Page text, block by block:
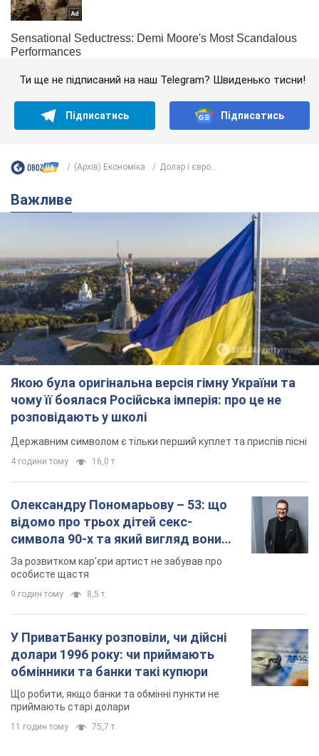
Ти ще не підписаний на наш Telegram? Швиденько тисни!
Підписатись Підписатись
(Архів) Економіка Долар і євро...
Важливе
Якою була оригінальна версія гімну України та
чому її боялася Російська імперія: про це не
розповідають у школі
Державним символом є тільки перший куплет та приспів пісні
4 години тому 16,0 т.
Олександру Пономарьову – 53: що
відомо про трьох дітей секс-
символа 90-х та який вигляд вони
мають
За розвитком кар'єри артист не забував про
особисте щастя
9 годин тому 8,5 т.
У ПриватБанку розповіли, чи дійсні
долари 1996 року: чи приймають
обмінники та банки такі купюри
Що робити, якщо банки та обмінні пункти не
приймають старі долари
11 годин тому 75,7 т.